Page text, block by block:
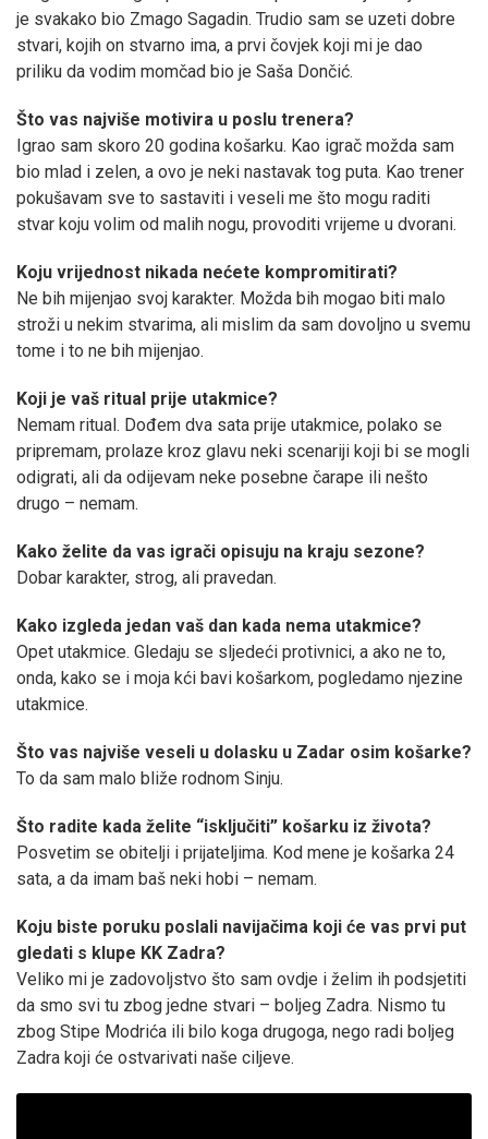
je svakako bio Zmago Sagadin. Trudio sam se uzeti dobre
stvari, kojih on stvarno ima, a prvi čovjek koji mi je dao
priliku da vodim momčad bio je Saša Dončić.
Što vas najviše motivira u poslu trenera?
Igrao sam skoro 20 godina košarku. Kao igrač možda sam
bio mlad i zelen, a ovo je neki nastavak tog puta. Kao trener
pokušavam sve to sastaviti i veseli me što mogu raditi
stvar koju volim od malih nogu, provoditi vrijeme u dvorani.
Koju vrijednost nikada nećete kompromitirati?
Ne bih mijenjao svoj karakter. Možda bih mogao biti malo
stroži u nekim stvarima, ali mislim da sam dovoljno u svemu
tome i to ne bih mijenjao.
Koji je vaš ritual prije utakmice?
Nemam ritual. Dođem dva sata prije utakmice, polako se
pripremam, prolaze kroz glavu neki scenariji koji bi se mogli
odigrati, ali da odijevam neke posebne čarape ili nešto
drugo – nemam.
Kako želite da vas igrači opisuju na kraju sezone?
Dobar karakter, strog, ali pravedan.
Kako izgleda jedan vaš dan kada nema utakmice?
Opet utakmice. Gledaju se sljedeći protivnici, a ako ne to,
onda, kako se i moja kći bavi košarkom, pogledamo njezine
utakmice.
Što vas najviše veseli u dolasku u Zadar osim košarke?
To da sam malo bliže rodnom Sinju.
Što radite kada želite “isključiti” košarku iz života?
Posvetim se obitelji i prijateljima. Kod mene je košarka 24
sata, a da imam baš neki hobi – nemam.
Koju biste poruku poslali navijačima koji će vas prvi put
gledati s klupe KK Zadra?
Veliko mi je zadovoljstvo što sam ovdje i želim ih podsjetiti
da smo svi tu zbog jedne stvari – boljeg Zadra. Nismo tu
zbog Stipe Modrića ili bilo koga drugoga, nego radi boljeg
Zadra koji će ostvarivati naše ciljeve.